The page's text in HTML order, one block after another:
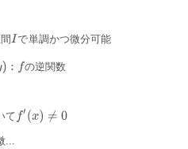
間 で単調かつ微分可能
Iで単調かつ微分可能
の逆関数
:f の 逆関数
て
いてf′ (x)≠ 0